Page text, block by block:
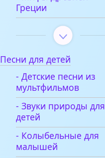
Греции
Песни для детей
- Детские песни из
мультфильмов
- Звуки природы для
детей
- Колыбельные для
малышей